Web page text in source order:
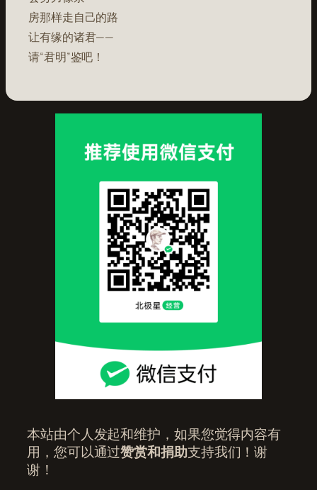
房那样走自己的路
让有缘的诸君——
请“君明”鉴吧！
本站由个人发起和维护，如果您觉得内容有
用，您可以通过赞赏和捐助支持我们！谢
谢！